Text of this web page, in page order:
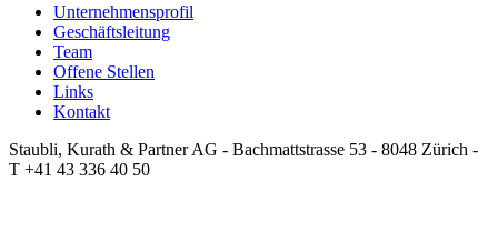
Unternehmensprofil
Geschäftsleitung
Team
Offene Stellen
Links
Kontakt
Staubli, Kurath & Partner AG - Bachmattstrasse 53 - 8048 Zürich -
T +41 43 336 40 50